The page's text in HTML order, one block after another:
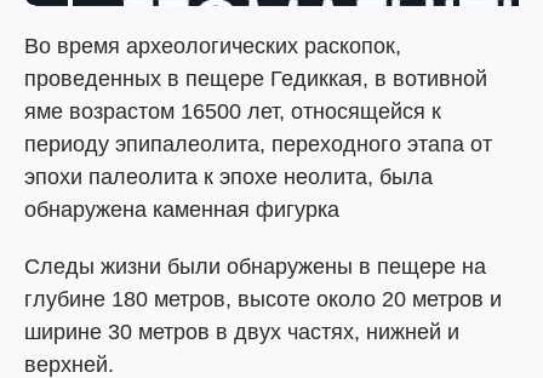
Во время археологических раскопок,
проведенных в пещере Гедиккая, в вотивной
яме возрастом 16500 лет, относящейся к
периоду эпипалеолита, переходного этапа от
эпохи палеолита к эпохе неолита, была
обнаружена каменная фигурка
Следы жизни были обнаружены в пещере на
глубине 180 метров, высоте около 20 метров и
ширине 30 метров в двух частях, нижней и
верхней.